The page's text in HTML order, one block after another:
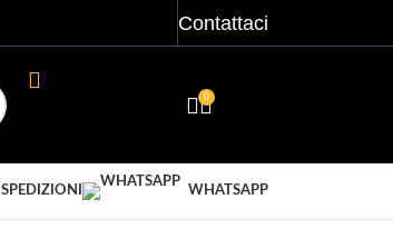
Contattaci
0
SPEDIZIONI WHATSAPP